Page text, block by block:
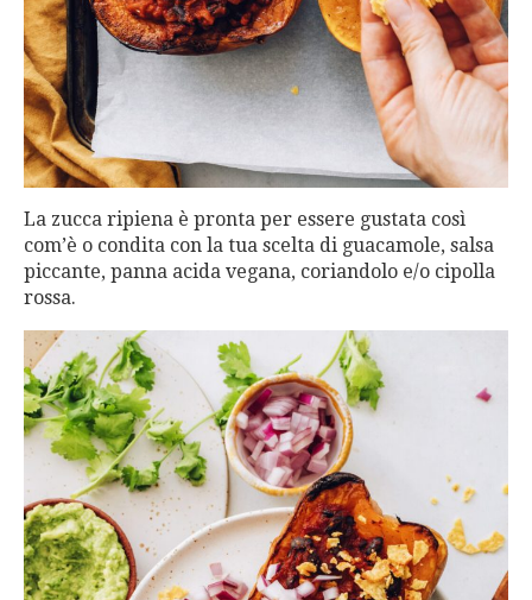
La zucca ripiena è pronta per essere gustata così
com’è o condita con la tua scelta di guacamole, salsa
piccante, panna acida vegana, coriandolo e/o cipolla
rossa.